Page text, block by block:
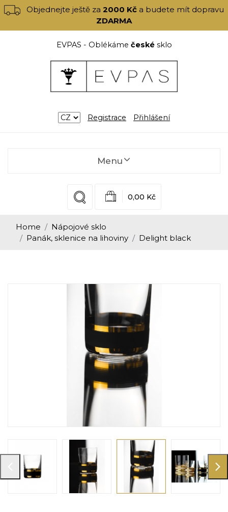
Objednejte ještě za2000 Kč a budete mít dopravu
ZDARMA
EVPAS - Oblékáme českésklo
Registrace Přihlášení
Menu
0,00 Kč
Home
Nápojové sklo
Panák, sklenice na lihoviny
Delight black